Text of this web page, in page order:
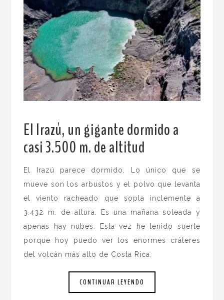
El Irazú, un gigante dormido a
casi 3.500 m. de altitud
El Irazú parece dormido. Lo único que se
mueve son los arbustos y el polvo que levanta
el viento racheado que sopla inclemente a
3.432 m. de altura. Es una mañana soleada y
apenas hay nubes. Esta vez he tenido suerte
porque hoy puedo ver los enormes cráteres
del volcán más alto de Costa Rica.
CONTINUAR LEYENDO